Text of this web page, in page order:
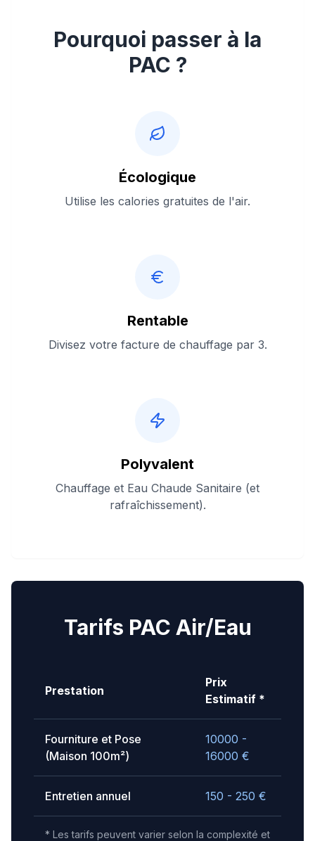
Pourquoi passer à la
PAC ?
Écologique
Utilise les calories gratuites de l'air.
Rentable
Divisez votre facture de chauffage par 3.
Polyvalent
Chauffage et Eau Chaude Sanitaire (et
rafraîchissement).
Tarifs PAC Air/Eau
Prestation
Prix
Estimatif *
Fourniture et Pose
(Maison 100m²)
10000 -
16000 €
Entretien annuel 150 - 250 €
* Les tarifs peuvent varier selon la complexité et